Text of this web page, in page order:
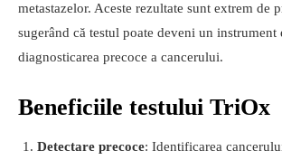
metastazelor. Aceste rezultate sunt extrem de
sugerând că testul poate deveni un instrument
diagnosticarea precoce a cancerului.
Beneficiile testului TriOx
Detectare precoce: Identificarea